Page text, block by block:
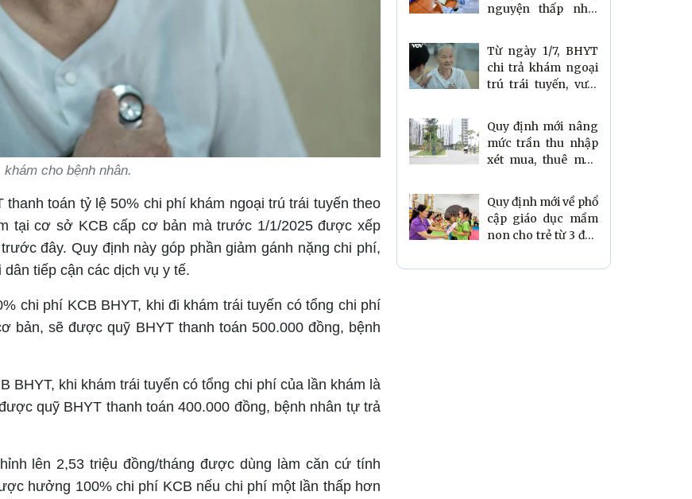
cho bệnh nhân.
toán tỷ lệ 50% chi phí khám ngoại trú trái tuyến theo
tại cơ sở KCB cấp cơ bản mà trước 1/1/2025 được xếp
đây. Quy định này góp phần giảm gánh nặng chi phí,
tiếp cận các dịch vụ y tế.
chi phí KCB BHYT, khi đi khám trái tuyến có tổng chi phí
bản, sẽ được quỹ BHYT thanh toán 500.000 đồng, bệnh
khi khám trái tuyến có tổng chi phí của lần khám là
quỹ BHYT thanh toán 400.000 đồng, bệnh nhân tự trả
lên 2,53 triệu đồng/tháng được dùng làm căn cứ tính
hưởng 100% chi phí KCB nếu chi phí một lần thấp hơn
nguyện thấp nhất
Từ ngày 1/7, BHYT
chi trả khám ngoại
trú trái tuyến, vượt
Quy định mới nâng
mức trần thu nhập
xét mua, thuê mua
người dân
Quy định mới về phổ
cập giáo dục mầm
non cho trẻ từ 3 đến